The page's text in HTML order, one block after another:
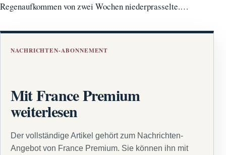
Regenaufkommen von zwei Wochen niederprasselte.…
NACHRICHTEN-ABONNEMENT
Mit France Premium
weiterlesen
Der vollständige Artikel gehört zum Nachrichten-
Angebot von France Premium. Sie können ihn mit